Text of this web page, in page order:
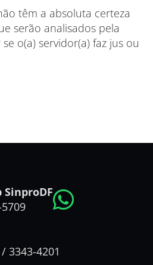
têm a absoluta certeza
serão analisados pela
o(a) servidor(a) faz jus ou
SinproDF
3343-4201